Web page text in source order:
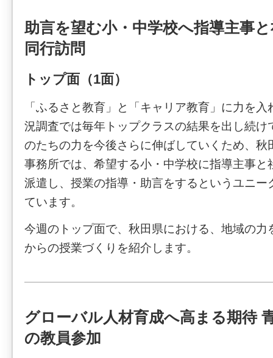
助言を望む小・中学校へ指導主事
同行訪問
トップ面（1面）
「ふるさと教育」と「キャリア教育」に力を
況調査では毎年トップクラスの結果を出し続け
のたちの力を今後さらに伸ばしていくため、秋
事務所では、希望する小・中学校に指導主事と
派遣し、授業の指導・助言をするというユニー
ています。
今週のトップ面で、秋田県における、地域の力
からの授業づくりを紹介します。
グローバル人材育成へ高まる期待
の教員参加